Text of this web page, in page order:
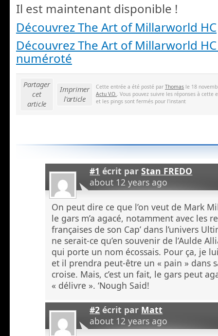
Il est maintenant disponible !
Découvrez The Art of Millarworld HC
Découvrez The Art of Millarworld
numéroté
Partager
cet
article
Imprimer
l'article
Cette entrée a été posté par Thomas le 18
Actu V.O.. Vous pouvez suivre les réponses à cette
et les pings sont fermés pour l'instant
#1 écrit parStan FREDO
about 12 years ago
On peut dire ce que l’on veut de Mark
le gars m’a agacé, notamment avec les
françaises de son Cap’ dans l’univers
ne serait-ce qu’en souvenir de l’Aulde
qui porte un nom écossais. Pour ça, je
et il prendra peut-être un « pain » dans
croise. Mais, c’est un fait, le gars peut
« délivre ». ‘Nough Said!
#2 écrit par Matt
about 12 years ago